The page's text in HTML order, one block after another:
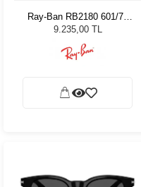
Ray-Ban RB2180 601/71
49 Unisex Güneş Gözlüğü
9.235,00 TL